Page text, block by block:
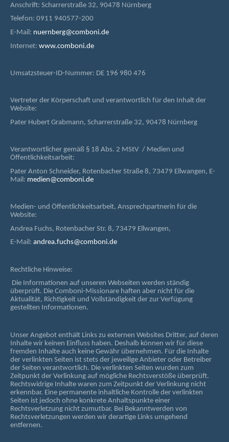
Anschrift: Scharrerstraße 32, 90478 Nürnberg
Telefon: 0911 940577-200
E-Mail: nuernberg@comboni.de
Internet: www.comboni.de
Umsatzsteuer-ID-Nummer: DE 196 980 476
Vertreter der Körperschaft und verantwortlich für den Inhalt der
Website:
Pater Hubert Grabmann, Scharrerstraße 32, 90478 Nürnberg
Verantwortlicher gemäß § 18 Abs. 2 MStV / Medien und
Öffentlichkeitsarbeit:
Pater Anton Schneider, Rotenbacher Straße 8, 73479 Ellwangen, E-
Mail: medien@comboni.de
Medien- und Öffentlichkeitsarbeit, Ansprechpartnerin für die
Website:
Andrea Fuchs, Rotenbacher Str. 8, 73479 Ellwangen,
E-Mail: andrea.fuchs@comboni.de
Rechtliche Hinweise:
Die Informationen auf unseren Webseiten werden ständig
überprüft. Die Comboni-Missionare haften aber nicht für die
Aktualität, Richtigkeit und Vollständigkeit der zur Verfügung
gestellten Informationen.
Unser Angebot enthält Links zu externen Websites Dritter, auf deren
Inhalte wir keinen Einfluss haben. Deshalb können wir für diese
fremden Inhalte auch keine Gewähr übernehmen. Für die Inhalte
der verlinkten Seiten ist stets der jeweilige Anbieter oder Betreiber
der Seiten verantwortlich. Die verlinkten Seiten wurden zum
Zeitpunkt der Verlinkung auf mögliche Rechtsverstöße überprüft.
Rechtswidrige Inhalte waren zum Zeitpunkt der Verlinkung nicht
erkennbar. Eine permanente inhaltliche Kontrolle der verlinkten
Seiten ist jedoch ohne konkrete Anhaltspunkte einer
Rechtsverletzung nicht zumutbar. Bei Bekanntwerden von
Rechtsverletzungen werden wir derartige Links umgehend
entfernen.